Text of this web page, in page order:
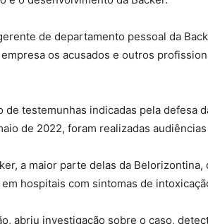
de departamento pessoal da
os acusados e outros
testemunhas indicadas pela defesa
de 2022, foram realizadas
a maior parte delas da
hospitais com sintomas de
abriu investigação sobre o caso,